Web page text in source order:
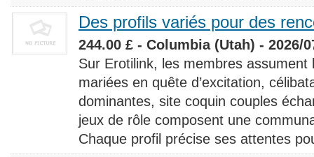
Des profils variés pour des
244.00 £ - Columbia (Utah) - 2026/
Sur Erotilink, les membres
mariées en quête d’excitation,
dominantes, site coquin couples
jeux de rôle composent une
Chaque profil précise ses attentes